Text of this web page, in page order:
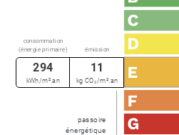
passoire
énergétique
consommation
(énergie primaire)
émission
294
kWh/m².an
11
kg CO₂/m².an